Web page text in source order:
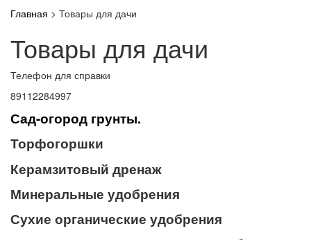
Главная > Товары для дачи
Товары для дачи
Телефон для справки
89112284997
Сад-огород грунты.
Торфогоршки
Керамзитовый дренаж
Минеральные удобрения
Сухие органические удобрения